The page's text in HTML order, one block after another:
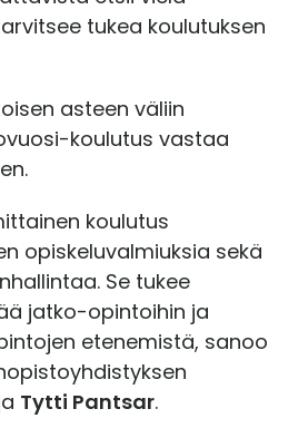
tukea koulutuksen
asteen väliin
koulutus vastaa
koulutus
opiskeluvalmiuksia sekä
Se tukee
jatko-opintoihin ja
etenemistä, sanoo
Tytti Pantsar.